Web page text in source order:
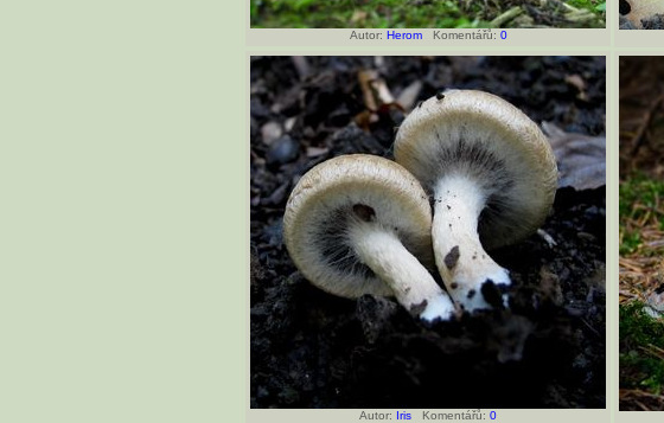
Autor: HeromKomentářů: 0
Autor: Iris Komentářů: 0